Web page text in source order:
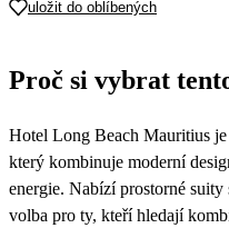
uložit do oblíbených
Proč si vybrat
Hotel Long Beach Mauritius
který kombinuje moderní
energie. Nabízí prostorné
volba pro ty, kteří hledají